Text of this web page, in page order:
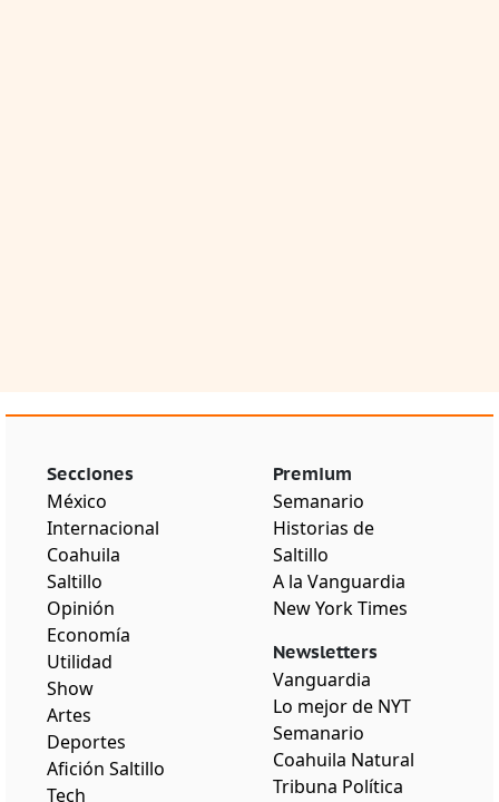
Secciones
México
Internacional
Coahuila
Saltillo
Opinión
Economía
Utilidad
Show
Artes
Deportes
Afición Saltillo
Tech
Premium
Semanario
Historias de
Saltillo
A la Vanguardia
New York Times
Newsletters
Vanguardia
Lo mejor de NYT
Semanario
Coahuila Natural
Tribuna Política